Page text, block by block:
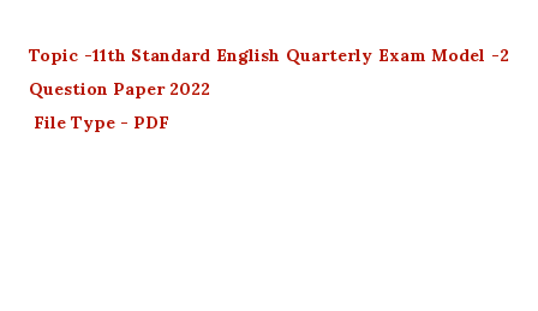
Topic -11th Standard English Quarterly Exam Model -2
Question Paper 2022
File Type - PDF